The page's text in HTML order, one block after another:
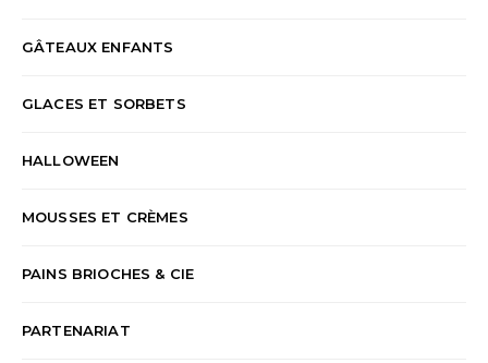
GÂTEAUX ENFANTS
GLACES ET SORBETS
HALLOWEEN
MOUSSES ET CRÈMES
PAINS BRIOCHES & CIE
PARTENARIAT